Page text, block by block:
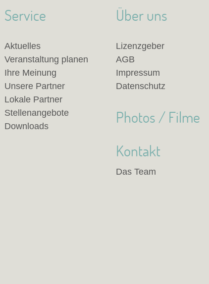
Service
Aktuelles
Veranstaltung planen
Ihre Meinung
Unsere Partner
Lokale Partner
Stellenangebote
Downloads
Über uns
Lizenzgeber
AGB
Impressum
Datenschutz
Photos / Filme
Kontakt
Das Team